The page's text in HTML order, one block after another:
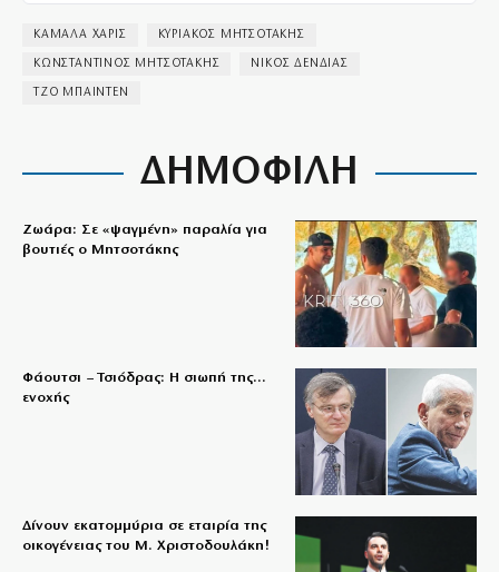
ΚΑΜΑΛΑ ΧΑΡΙΣ ΚΥΡΙΑΚΟΣ ΜΗΤΣΟΤΑΚΗΣ
ΚΩΝΣΤΑΝΤΙΝΟΣ ΜΗΤΣΟΤΑΚΗΣ ΝΙΚΟΣ ΔΕΝΔΙΑΣ
ΤΖΟ ΜΠΑΙΝΤΕΝ
ΔΗΜΟΦΙΛΗ
Ζωάρα: Σε «ψαγμένη» παραλία για
βουτιές ο Μητσοτάκης
Φάουτσι – Τσιόδρας: Η σιωπή της…
ενοχής
Δίνουν εκατομμύρια σε εταιρία της
οικογένειας του Μ. Χριστοδουλάκη!